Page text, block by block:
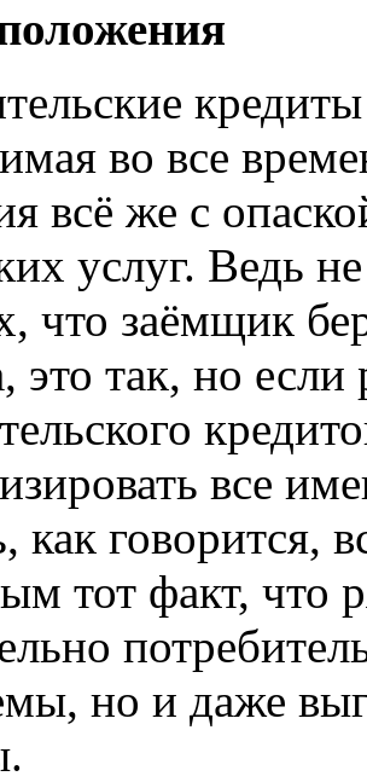
во все
всё же с
услуг. Ведь
что заёмщик
это так, но если
все
как говорится,
тот факт, что
но и даже